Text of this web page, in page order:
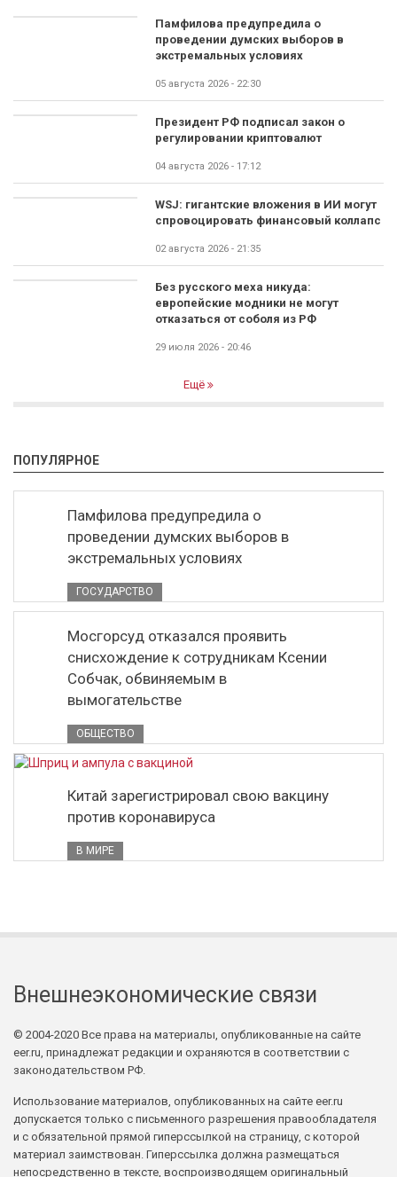
Памфилова предупредила о
проведении думских выборов в
экстремальных условиях
05 августа 2026 - 22:30
Президент РФ подписал закон о
регулировании криптовалют
04 августа 2026 - 17:12
WSJ: гигантские вложения в ИИ могут
спровоцировать финансовый коллапс
02 августа 2026 - 21:35
Без русского меха никуда:
европейские модники не могут
отказаться от соболя из РФ
29 июля 2026 - 20:46
Ещё
ПОПУЛЯРНОЕ
Памфилова предупредила о
проведении думских выборов в
экстремальных условиях
ГОСУДАРСТВО
Мосгорсуд отказался проявить
снисхождение к сотрудникам Ксении
Собчак, обвиняемым в
вымогательстве
ОБЩЕСТВО
Китай зарегистрировал свою вакцину
против коронавируса
В МИРЕ
Внешнеэкономические связи
© 2004-2020 Все права на материалы, опубликованные на сайте
eer.ru, принадлежат редакции и охраняются в соответствии с
законодательством РФ.
Использование материалов, опубликованных на сайте eer.ru
допускается только с письменного разрешения правообладателя
и с обязательной прямой гиперссылкой на страницу, с которой
материал заимствован. Гиперссылка должна размещаться
непосредственно в тексте, воспроизводящем оригинальный